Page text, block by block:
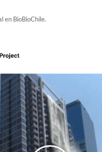
en BioBioChile.